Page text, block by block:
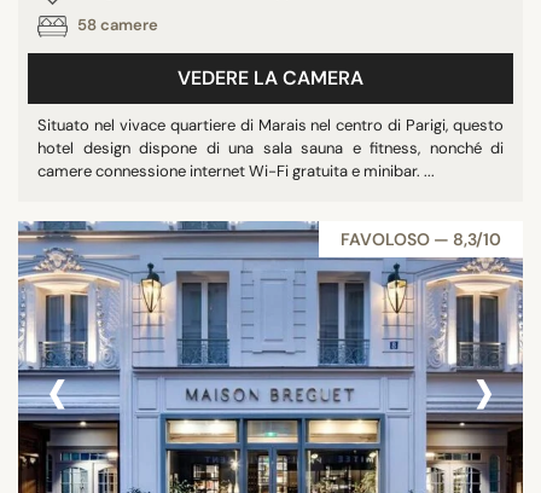
58 camere
VEDERE LA CAMERA
Situato nel vivace quartiere di Marais nel centro di Parigi, questo
hotel design dispone di una sala sauna e fitness, nonché di
camere connessione internet Wi-Fi gratuita e minibar. ...
FAVOLOSO — 8,3/10
‹ ›